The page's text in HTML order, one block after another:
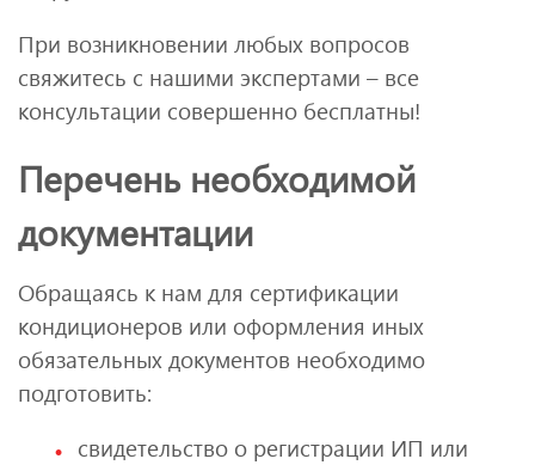
При возникновении любых вопросов
свяжитесь с нашими экспертами – все
консультации совершенно бесплатны!
Перечень необходимой
документации
Обращаясь к нам для сертификации
кондиционеров или оформления иных
обязательных документов необходимо
подготовить:
свидетельство о регистрации ИП или